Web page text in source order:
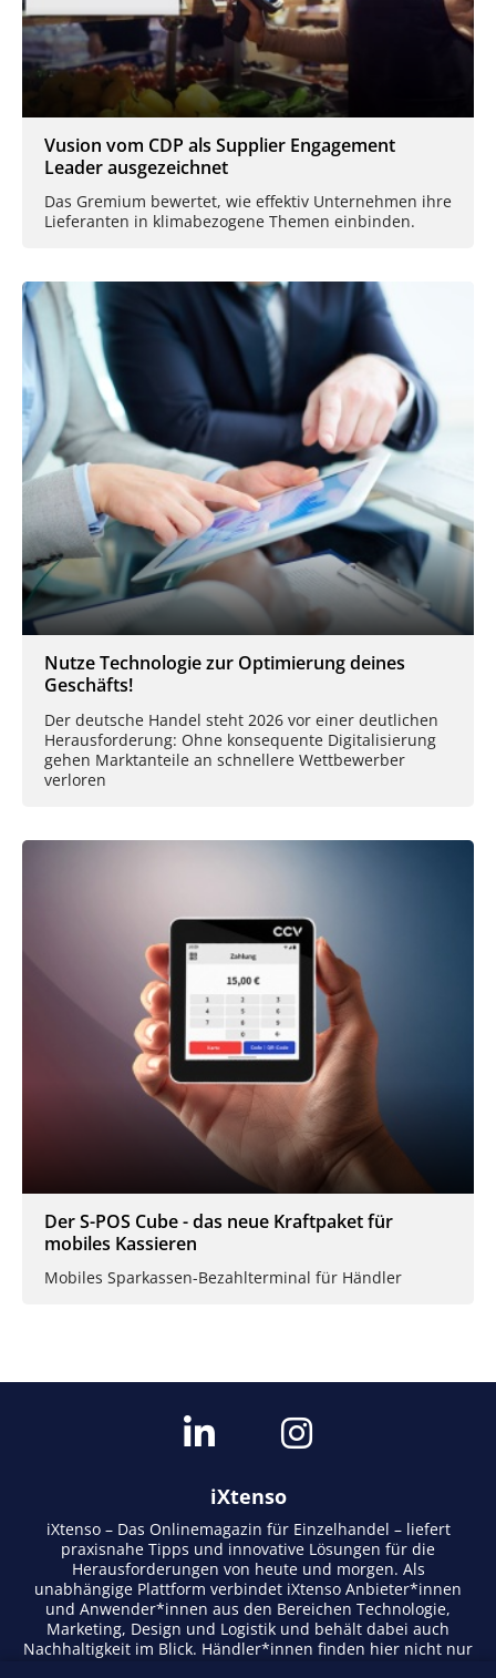
Vusion vom CDP als Supplier Engagement
Leader ausgezeichnet
Das Gremium bewertet, wie effektiv Unternehmen ihre
Lieferanten in klimabezogene Themen einbinden.
Nutze Technologie zur Optimierung deines
Geschäfts!
Der deutsche Handel steht 2026 vor einer deutlichen
Herausforderung: Ohne konsequente Digitalisierung
gehen Marktanteile an schnellere Wettbewerber
verloren
Der S-POS Cube - das neue Kraftpaket für
mobiles Kassieren
Mobiles Sparkassen-Bezahlterminal für Händler
iXtenso
iXtenso – Das Onlinemagazin für Einzelhandel – liefert
praxisnahe Tipps und innovative Lösungen für die
Herausforderungen von heute und morgen. Als
unabhängige Plattform verbindet iXtenso Anbieter*innen
und Anwender*innen aus den Bereichen Technologie,
Marketing, Design und Logistik und behält dabei auch
Nachhaltigkeit im Blick. Händler*innen finden hier nicht nur